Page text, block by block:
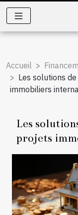
Accueil
Les solutions
immobiliers
Les
projets